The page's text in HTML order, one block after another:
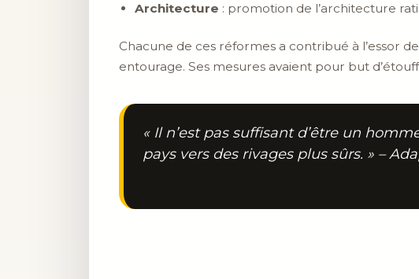
Architecture : promotion de l’architecture
Chacune de ces réformes a contribué à l’essor
entourage. Ses mesures avaient pour but
« Il n’est pas suffisant d’être un
pays vers des rivages plus sûrs. » –